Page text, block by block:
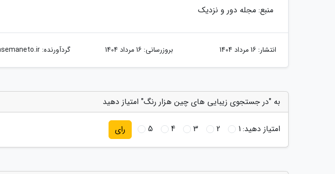
منبع: مجله دور و نزدیک
انتشار: 16 مرداد 1404 بروزرسانی: 16 مرداد 1404 گردآورنده:
به "در جستجوی زیبایی های چین هزار رنگ" امتیاز دهید
امتیاز دهید:1
2
3
4
5 رای